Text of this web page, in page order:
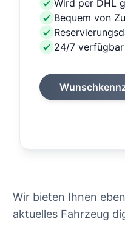
Wird per DHL
Bequem von
24/7 verfügbar
Wir bieten Ihnen
aktuelles Fahrzeug